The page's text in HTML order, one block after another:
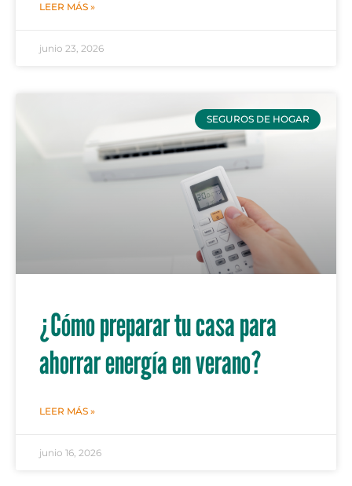
LEER MÁS »
junio 23, 2026
SEGUROS DE HOGAR
¿Cómo preparar tu casa para
ahorrar energía en verano?
LEER MÁS »
junio 16, 2026